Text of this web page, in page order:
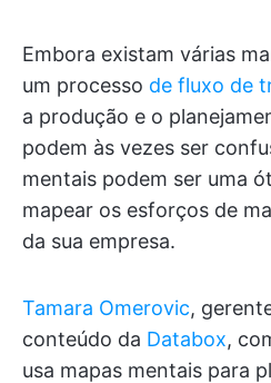
Embora existam várias
um processo de fluxo de
a produção e o
podem às vezes ser
mentais podem ser uma
mapear os esforços de
da sua empresa.
Tamara Omerovic,
conteúdo da Databox,
usa mapas mentais para